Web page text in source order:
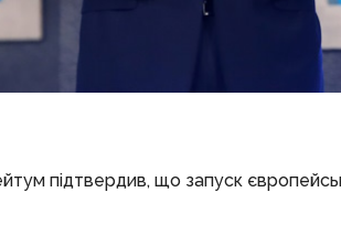
підтвердив, що запуск